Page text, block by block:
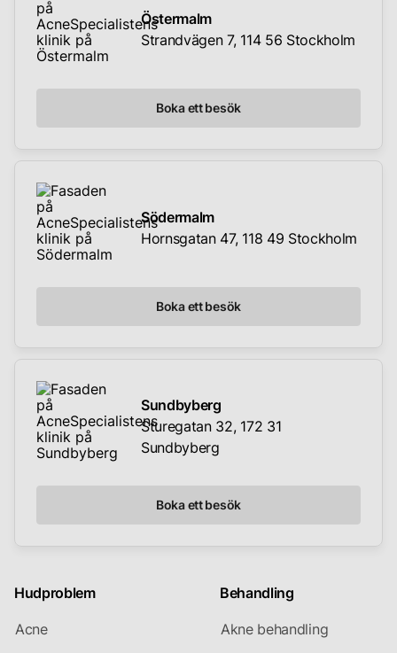
Östermalm
Strandvägen 7, 114 56 Stockholm
Boka ett besök
Södermalm
Hornsgatan 47, 118 49 Stockholm
Boka ett besök
Sundbyberg
Sturegatan 32, 172 31
Sundbyberg
Boka ett besök
Hudproblem
Acne
Behandling
Akne behandling